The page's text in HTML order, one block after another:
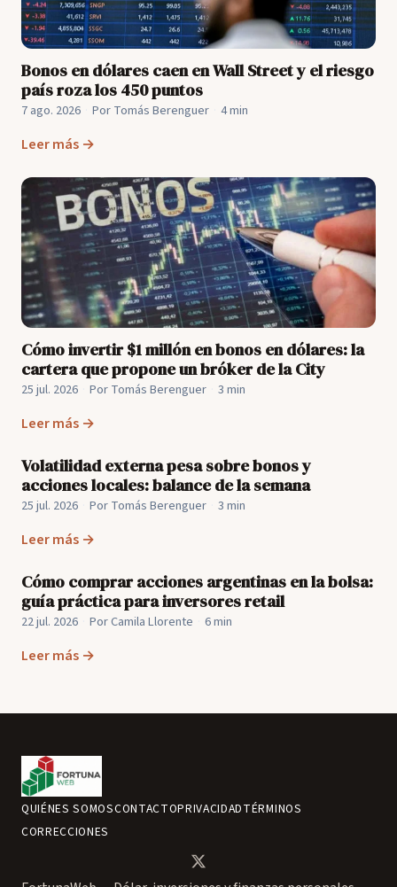
Bonos en dólares caen en Wall Street y el riesgo
país roza los 450 puntos
7 ago. 2026 Por Tomás Berenguer 4 min
Leer más →
Cómo invertir $1 millón en bonos en dólares: la
cartera que propone un bróker de la City
25 jul. 2026 Por Tomás Berenguer 3 min
Leer más →
Volatilidad externa pesa sobre bonos y
acciones locales: balance de la semana
25 jul. 2026 Por Tomás Berenguer 3 min
Leer más →
Cómo comprar acciones argentinas en la bolsa:
guía práctica para inversores retail
22 jul. 2026 Por Camila Llorente 6 min
Leer más →
QUIÉNES SOMOSCONTACTOPRIVACIDADTÉRMINOS
CORRECCIONES